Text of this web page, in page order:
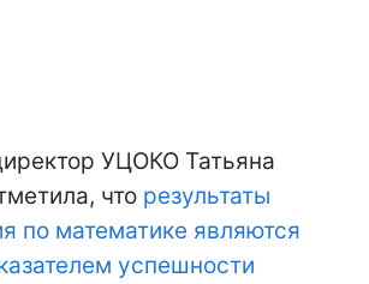
УЦОКО Татьяна
что результаты
по математике являются
успешности